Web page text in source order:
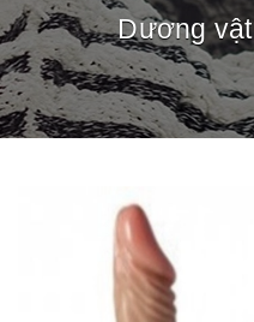
Dương